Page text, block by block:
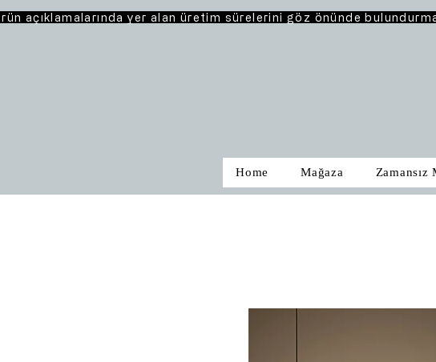
açıklamalarında yer alan üretim sürelerini göz önünde
Home Mağaza Zamansız